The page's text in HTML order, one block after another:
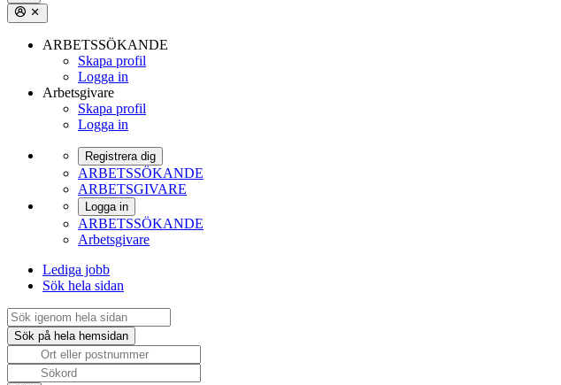
ARBETSSÖKANDE
Skapa profil
Logga in
Arbetsgivare
Skapa profil
Logga in
Registrera dig
ARBETSSÖKANDE
ARBETSGIVARE
Logga in
ARBETSSÖKANDE
Arbetsgivare
Lediga jobb
Sök hela sidan